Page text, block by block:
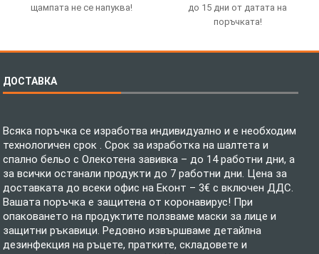
щампата не се напуква!
до 15 дни от датата на
поръчката!
ДОСТАВКА
Всяка поръчка се изработва индивидуално и е необходим
технологичен срок . Срок за изработка на шалтета и
спално бельо с Олекотена завивка – до 14 работни дни, а
за всички останали продукти до 7 работни дни. Цена за
доставката до всеки офис на Еконт – 3€ с включен ДДС.
Вашата поръчка е защитена от коронавирус! При
опаковането на продуктите ползваме маски за лице и
защитни ръкавици. Редовно извършваме детайлна
дезинфекция на ръцете, пратките, складовете и